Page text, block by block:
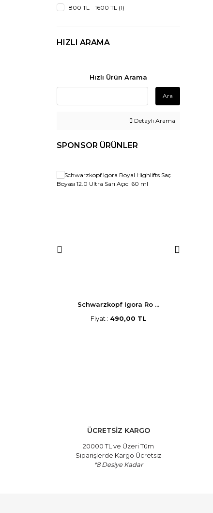
800 TL - 1600 TL (1)
HIZLI ARAMA
Hızlı Ürün Arama
Ara
Detaylı Arama
SPONSOR ÜRÜNLER
Schwarzkopf Igora Ro ...
Fiyat : 490,00 TL
ÜCRETSİZ KARGO
20000 TL ve Üzeri Tüm
Siparişlerde Kargo Ücretsiz
*8 Desiye Kadar